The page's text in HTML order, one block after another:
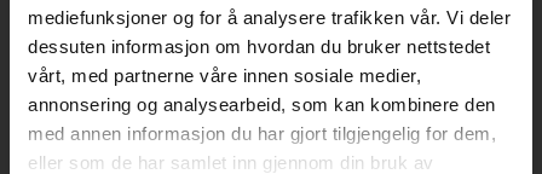
mediefunksjoner og for å analysere trafikken vår. Vi deler
dessuten informasjon om hvordan du bruker nettstedet
vårt, med partnerne våre innen sosiale medier,
annonsering og analysearbeid, som kan kombinere den
med annen informasjon du har gjort tilgjengelig for dem,
eller som de har samlet inn gjennom din bruk av
Se med lys bakgrunn